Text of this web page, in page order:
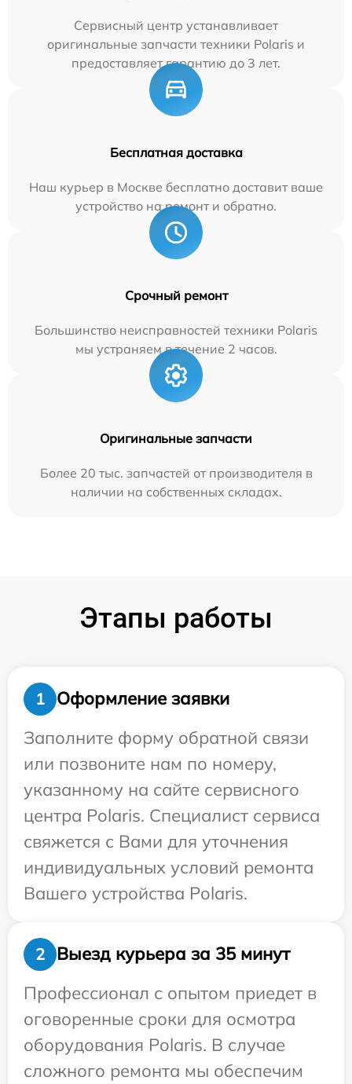
Сервисный центр устанавливает
оригинальные запчасти техники Polaris и
предоставляет гарантию до 3 лет.
Бесплатная доставка
Наш курьер в Москве бесплатно доставит ваше
устройство на ремонт и обратно.
Срочный ремонт
Большинство неисправностей техники Polaris
мы устраняем в течение 2 часов.
Оригинальные запчасти
Более 20 тыс. запчастей от производителя в
наличии на собственных складах.
Этапы работы
1
Оформление заявки
Заполните форму обратной связи
или позвоните нам по номеру,
указанному на сайте сервисного
центра Polaris. Специалист сервиса
свяжется с Вами для уточнения
индивидуальных условий ремонта
Вашего устройства Polaris.
2
Выезд курьера за 35 минут
Профессионал с опытом приедет в
оговоренные сроки для осмотра
оборудования Polaris. В случае
сложного ремонта мы обеспечим